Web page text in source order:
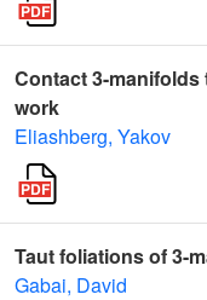
Contact 3-
work
Eliashberg, Yakov
Taut foliations of 3-
Gabai, David